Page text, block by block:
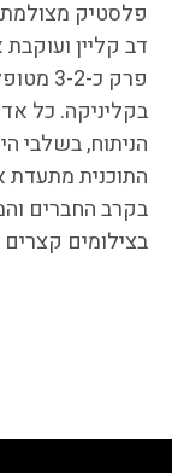
פלסטיק
דב קליין
פרק
בקליניקה. כל
הניתוח, בשלבי
התוכנית מתעדת
בקרב החברים
בצילומים